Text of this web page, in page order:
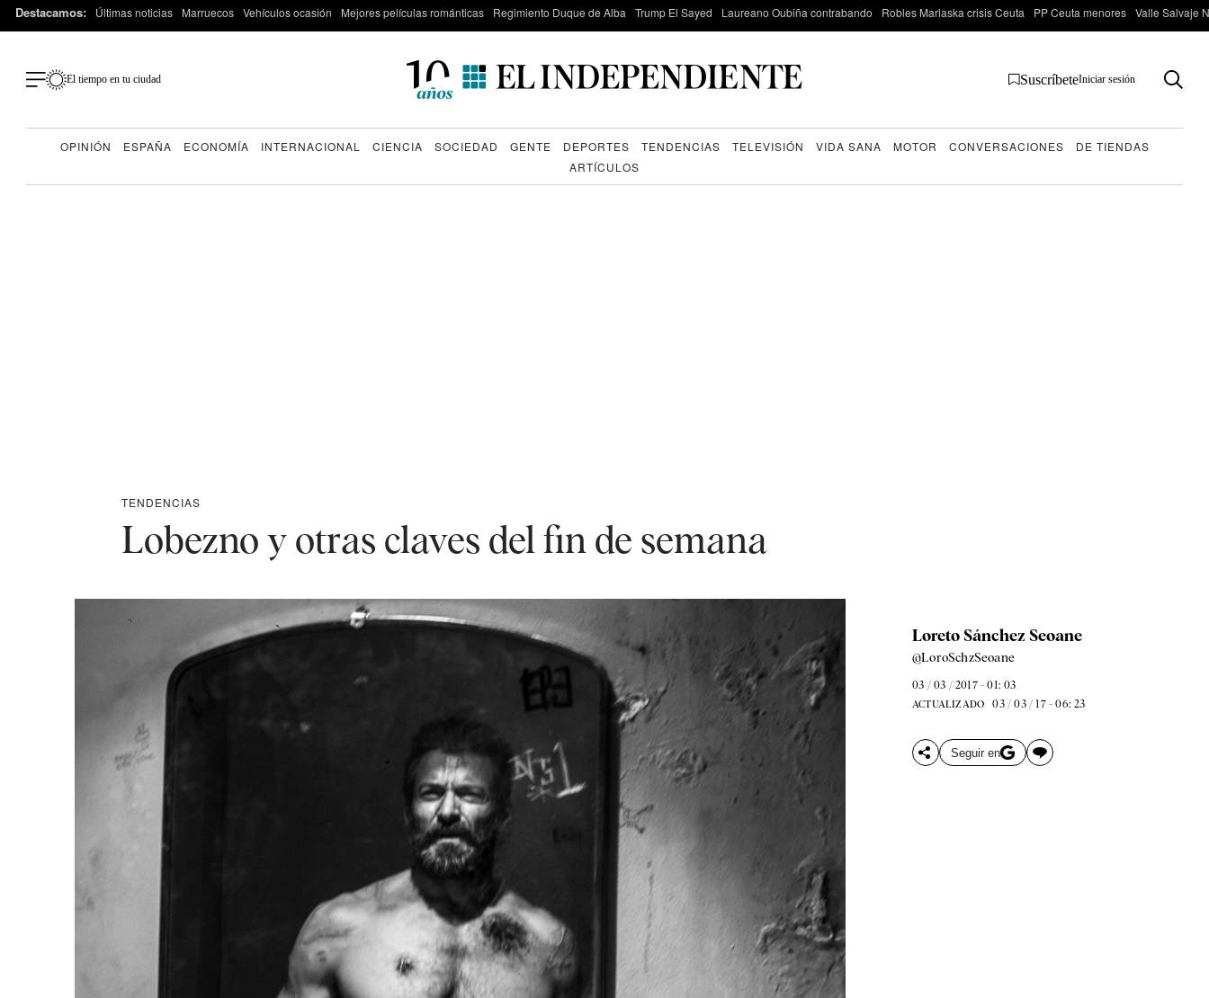
Destacamos: Últimas noticias Marruecos Vehículos ocasión Mejores películas románticas Regimiento Duque de Alba Trump El Sayed Laureano Oubiña contrabando Robles Marlaska crisis Ceuta PP Ceuta menores Valle Salvaje
El tiempo en tu ciudad SuscríbeteIniciar sesión
OPINIÓN ESPAÑA ECONOMÍA INTERNACIONAL CIENCIA SOCIEDAD GENTE DEPORTES TENDENCIAS TELEVISIÓN VIDA SANA MOTOR CONVERSACIONES
DE TIENDAS
ARTÍCULOS
TENDENCIAS
Lobezno y otras claves del fin de semana
Loreto Sánchez Seoane
@LoroSchzSeoane
03 / 03 / 2017 - 01: 03
ACTUALIZADO 03 / 03 / 17 - 06: 23
Seguir en